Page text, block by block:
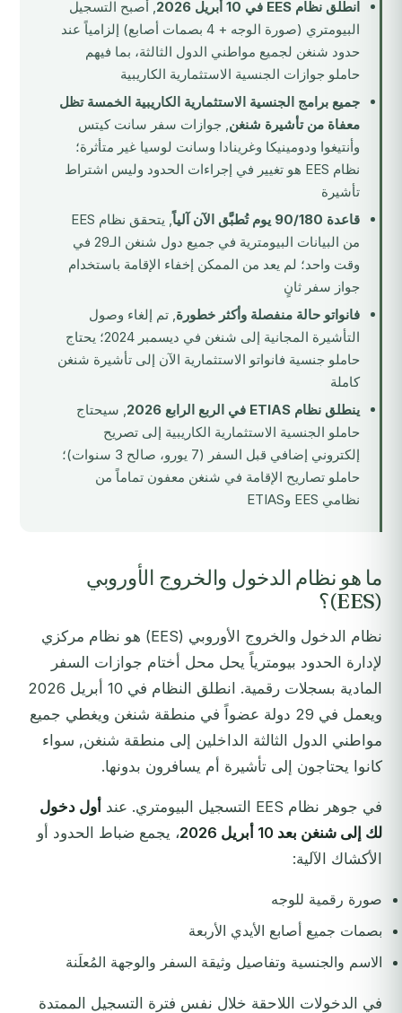
انطلق نظام EES في 10 أبريل 2026
, أصبح التسجيل
البيومتري (صورة الوجه + 4 بصمات أصابع) إلزامياً عند
حدود شنغن لجميع مواطني الدول الثالثة، بما فيهم
حاملو جوازات الجنسية الاستثمارية الكاريبية
جميع برامج الجنسية الاستثمارية الكاريبية الخمسة تظل
معفاة من تأشيرة شنغن, جوازات سفر سانت كيتس
وأنتيغوا ودومينيكا وغرينادا وسانت لوسيا غير متأثرة؛
نظام EES هو تغيير في إجراءات الحدود وليس اشتراط
تأشيرة
قاعدة 90/180 يوم تُطبَّق الآن آلياً
, يتحقق نظام EES
من البيانات البيومترية في جميع دول شنغن الـ29 في
وقت واحد؛ لم يعد من الممكن إخفاء الإقامة باستخدام
جواز سفر ثانٍ
فانواتو حالة منفصلة وأكثر خطورة, تم إلغاء وصول
التأشيرة المجانية إلى شنغن في ديسمبر 2024؛ يحتاج
حاملو جنسية فانواتو الاستثمارية الآن إلى تأشيرة شنغن
كاملة
ينطلق نظام ETIAS في الربع الرابع 2026
, سيحتاج
حاملو الجنسية الاستثمارية الكاريبية إلى تصريح
إلكتروني إضافي قبل السفر (7 يورو، صالح 3 سنوات)؛
حاملو تصاريح الإقامة في شنغن معفون تماماً من
نظامي EES وETIAS
ما هو نظام الدخول والخروج الأوروبي
(EES)؟
نظام الدخول والخروج الأوروبي (EES) هو نظام مركزي
لإدارة الحدود بيومترياً يحل محل أختام جوازات السفر
المادية بسجلات رقمية. انطلق النظام في 10 أبريل 2026
ويعمل في 29 دولة عضواً في منطقة شنغن ويغطي جميع
مواطني الدول الثالثة الداخلين إلى منطقة شنغن, سواء
كانوا يحتاجون إلى تأشيرة أم يسافرون بدونها.
في جوهر نظام EES التسجيل البيومتري. عند
أول دخول
لك إلى شنغن بعد 10 أبريل 2026
، يجمع ضباط الحدود أو
الأكشاك الآلية:
صورة رقمية للوجه
بصمات جميع أصابع الأيدي الأربعة
الاسم والجنسية وتفاصيل وثيقة السفر والوجهة المُعلَنة
في الدخولات اللاحقة خلال نفس فترة التسجيل الممتدة